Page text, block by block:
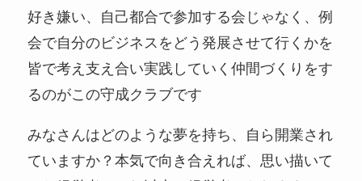
好き嫌い、⾃⼰都合で参加する会じゃなく、例
会で⾃分のビジネスをどう発展させて⾏くかを
皆で考え⽀え合い実践していく仲間づくりをす
るのがこの守成クラブです
みなさんはどのような夢を持ち、⾃ら開業され
ていますか？本気で向き合えれば、思い描いて